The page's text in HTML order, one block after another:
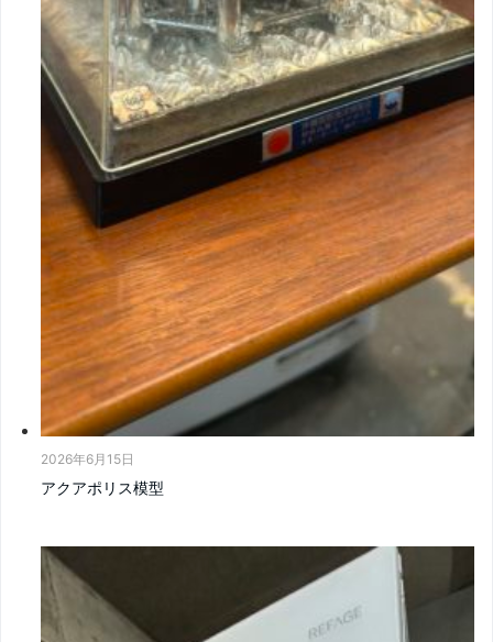
2026年6月15日
アクアポリス模型